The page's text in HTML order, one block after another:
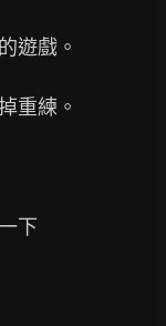
遊戲。
重練。
下